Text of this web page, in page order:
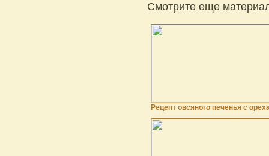
Смотрите еще
Рецепт овсяного печенья с